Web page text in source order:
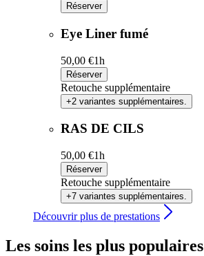
Réserver
Eye Liner fumé
50,00 €1h
Réserver
Retouche supplémentaire
+2 variantes supplémentaires.
RAS DE CILS
50,00 €1h
Réserver
Retouche supplémentaire
+7 variantes supplémentaires.
Découvrir plus de prestations
Les soins les plus populaires